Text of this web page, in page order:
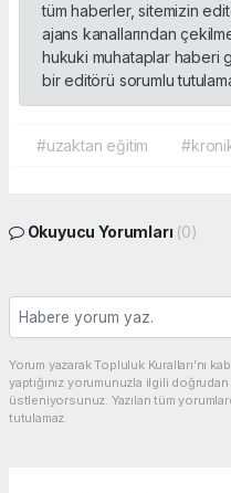
tüm haberler, sitemizin
ajans kanallarından
hukuki muhataplar haberi
bir editörü sorumlu
#uzaktan eğitim
Okuyucu Yorumları (0)
Yorum yazarak Topluluk Kuralları’nı
yaptığınız yorumunuzla ilgili
üstleniyorsunuz. Yazılan tüm
tutulamaz.